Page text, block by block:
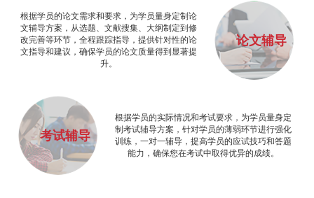
论文辅导
根据学员的论文需求和要求，为学员量身定制论
文辅导方案，从选题、文献搜集、大纲制定到修
改完善等环节，全程跟踪指导，提供针对性的论
文指导和建议，确保学员的论文质量得到显著提
升。
考试辅导
根据学员的实际情况和考试要求，为学员量身定
制考试辅导方案，针对学员的薄弱环节进行强化
训练，一对一辅导，提高学员的应试技巧和答题
能力，确保您在考试中取得优异的成绩。